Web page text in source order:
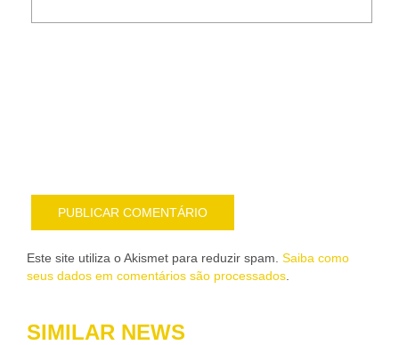
Este site utiliza o Akismet para reduzir spam. Saiba como
seus dados em comentários são processados
SIMILAR NEWS